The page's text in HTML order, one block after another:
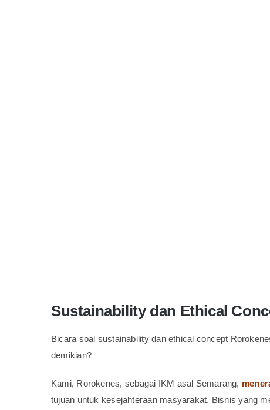
Sustainability dan Ethical
Bicara soal sustainability dan ethical concept
demikian?
Kami, Rorokenes, sebagai IKM asal Semarang,
tujuan untuk kesejahteraan masyarakat. Bisnis yang